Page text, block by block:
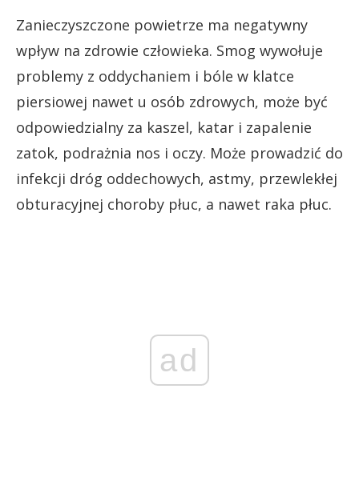
Zanieczyszczone powietrze ma negatywny
wpływ na zdrowie człowieka. Smog wywołuje
problemy z oddychaniem i bóle w klatce
piersiowej nawet u osób zdrowych, może być
odpowiedzialny za kaszel, katar i zapalenie
zatok, podrażnia nos i oczy. Może prowadzić do
infekcji dróg oddechowych, astmy, przewlekłej
obturacyjnej choroby płuc, a nawet raka płuc.
ad